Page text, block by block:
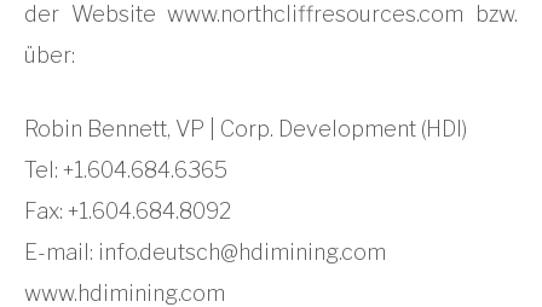
der Website www.northcliffresources.com bzw.
über:
Robin Bennett, VP | Corp. Development (HDI)
Tel: +1.604.684.6365
Fax: +1.604.684.8092
E-mail: info.deutsch@hdimining.com
www.hdimining.com